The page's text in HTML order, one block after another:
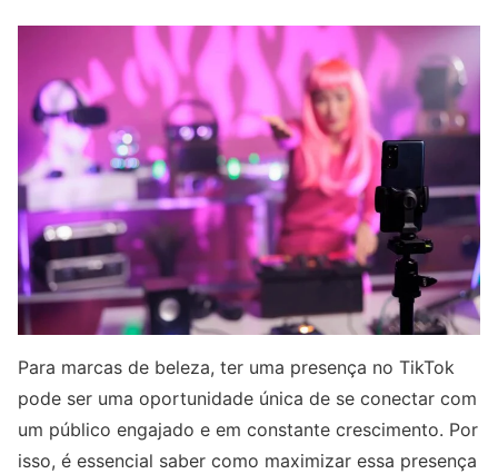
Para marcas de beleza, ter uma presença no TikTok
pode ser uma oportunidade única de se conectar com
um público engajado e em constante crescimento. Por
isso, é essencial saber como maximizar essa presença